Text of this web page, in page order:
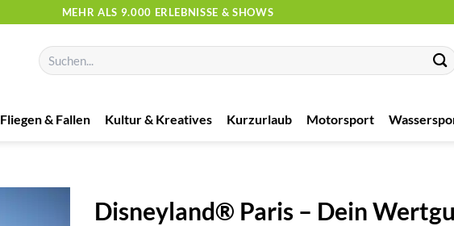
MEHR ALS 9.000 ERLEBNISSE & SHOWS
Suchen
nach:
Fliegen & Fallen Kultur & Kreatives Kurzurlaub Motorsport
Disneyland® Paris – Dein